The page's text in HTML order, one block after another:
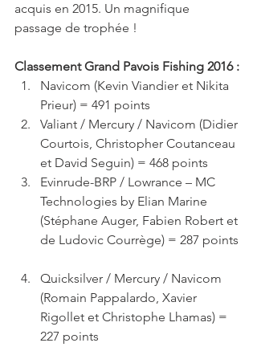
acquis en 2015. Un magnifique
passage de trophée !
Classement Grand Pavois Fishing 2016 :
Navicom (Kevin Viandier et Nikita
Prieur) = 491 points
Valiant / Mercury / Navicom (Didier
Courtois, Christopher Coutanceau
et David Seguin) = 468 points
Evinrude-BRP / Lowrance – MC
Technologies by Elian Marine
(Stéphane Auger, Fabien Robert et
de Ludovic Courrège) = 287 points
Quicksilver / Mercury / Navicom
(Romain Pappalardo, Xavier
Rigollet et Christophe Lhamas) =
227 points